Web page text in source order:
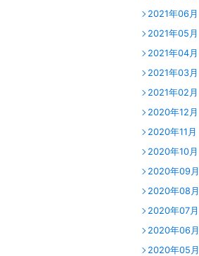
2021年06月
2021年05月
2021年04月
2021年03月
2021年02月
2020年12月
2020年11月
2020年10月
2020年09月
2020年08月
2020年07月
2020年06月
2020年05月